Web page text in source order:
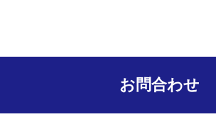
お問合わせ